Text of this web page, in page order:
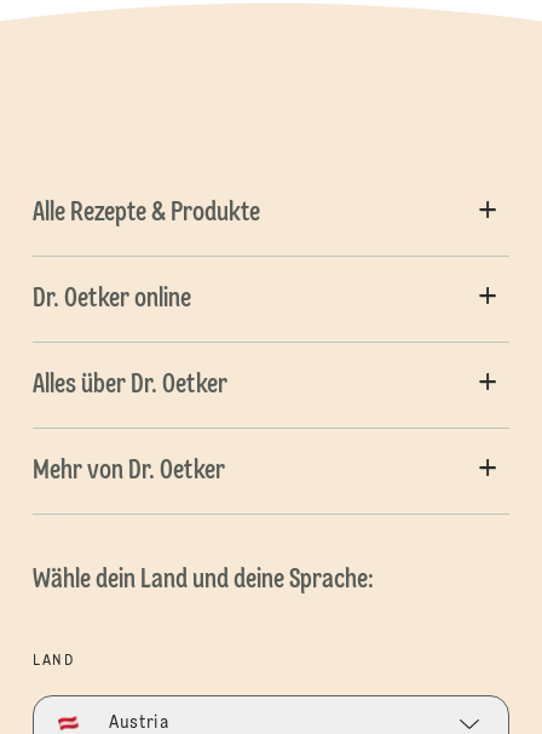
Alle Rezepte & Produkte
Dr. Oetker online
Alles über Dr. Oetker
Mehr von Dr. Oetker
Wähle dein Land und deine Sprache:
LAND
Austria